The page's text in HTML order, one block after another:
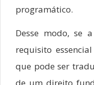
programático.
Desse modo, se
requisito
que pode ser